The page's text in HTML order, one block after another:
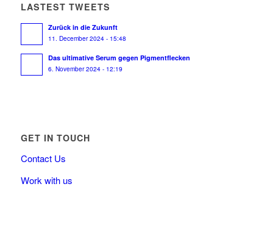
LASTEST TWEETS
Zurück in die Zukunft
11. December 2024 - 15:48
Das ultimative Serum gegen Pigmentflecken
6. November 2024 - 12:19
GET IN TOUCH
Contact Us
Work with us